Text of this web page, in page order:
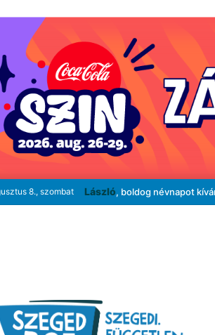
8., szombat László, boldog névnapot